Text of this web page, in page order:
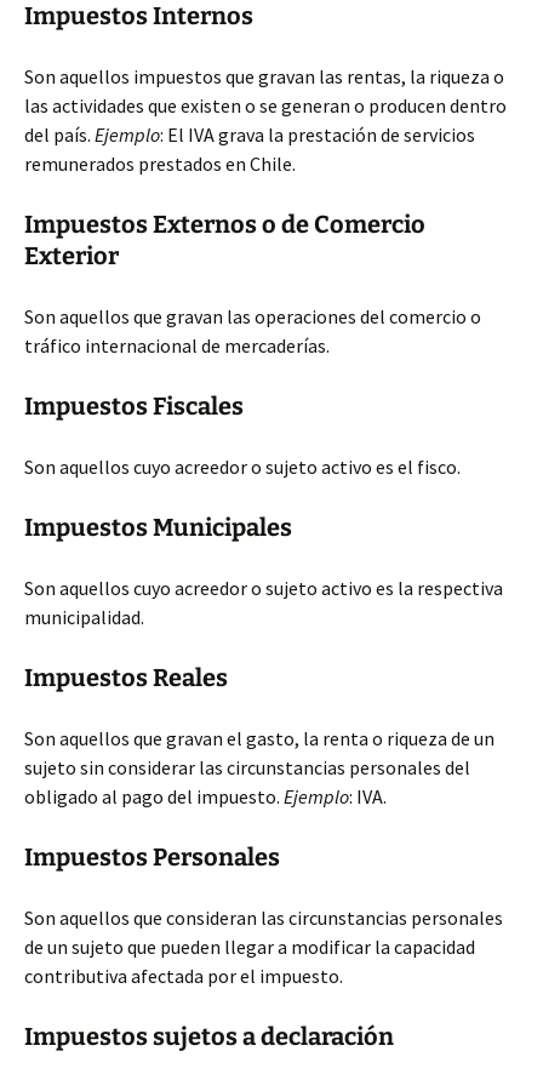
Impuestos Internos
Son aquellos impuestos que gravan las rentas, la riqueza o
las actividades que existen o se generan o producen dentro
del país. Ejemplo: El IVA grava la prestación de servicios
remunerados prestados en Chile.
Impuestos Externos o de Comercio
Exterior
Son aquellos que gravan las operaciones del comercio o
tráfico internacional de mercaderías.
Impuestos Fiscales
Son aquellos cuyo acreedor o sujeto activo es el fisco.
Impuestos Municipales
Son aquellos cuyo acreedor o sujeto activo es la respectiva
municipalidad.
Impuestos Reales
Son aquellos que gravan el gasto, la renta o riqueza de un
sujeto sin considerar las circunstancias personales del
obligado al pago del impuesto. Ejemplo: IVA.
Impuestos Personales
Son aquellos que consideran las circunstancias personales
de un sujeto que pueden llegar a modificar la capacidad
contributiva afectada por el impuesto.
Impuestos sujetos a declaración